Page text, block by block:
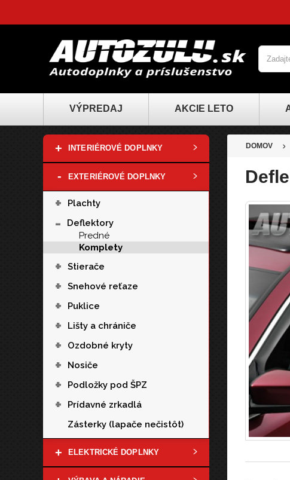
VÝPREDAJ AKCIE LETO
+ INTERIÉROVÉ DOPLNKY
- EXTERIÉROVÉ DOPLNKY
+ Plachty
-
Deflektory
Predné
Komplety
+ Stierače
+ Snehové reťaze
+ Puklice
+ Lišty a chrániče
+ Ozdobné kryty
+ Nosiče
+ Podložky pod ŠPZ
+
Prídavné zrkadlá
Zásterky (lapače nečistôt)
+ ELEKTRICKÉ DOPLNKY
DOMOV